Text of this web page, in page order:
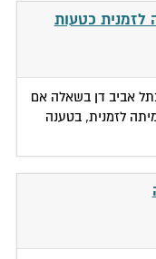
לזמנית כטעות
אביב דן בשאלה אם
לזמנית, בטענה